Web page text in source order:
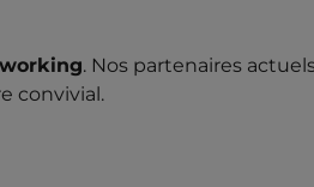
. Nos partenaires
convivial.